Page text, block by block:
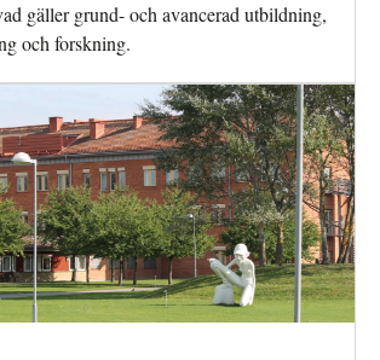
gäller grund- och avancerad utbildning,
och forskning.